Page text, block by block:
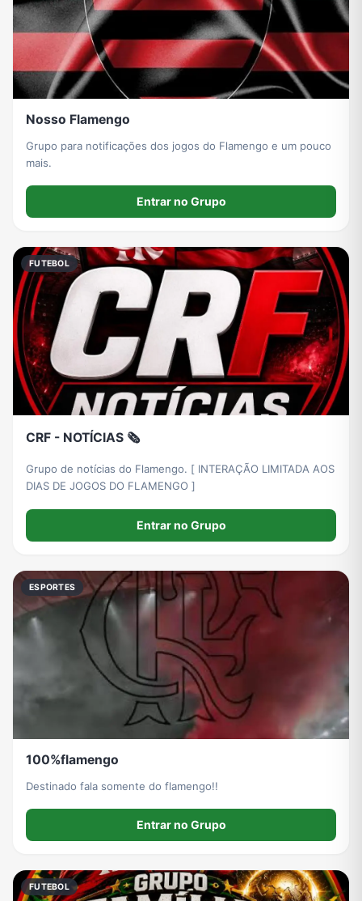
Nosso Flamengo
Grupo para notificações dos jogos do Flamengo e um pouco
mais.
Entrar no Grupo
FUTEBOL
CRF - NOTÍCIAS 🗞️
Grupo de notícias do Flamengo. [ INTERAÇÃO LIMITADA AOS
DIAS DE JOGOS DO FLAMENGO ]
Entrar no Grupo
ESPORTES
100%flamengo
Destinado fala somente do flamengo!!
Entrar no Grupo
FUTEBOL